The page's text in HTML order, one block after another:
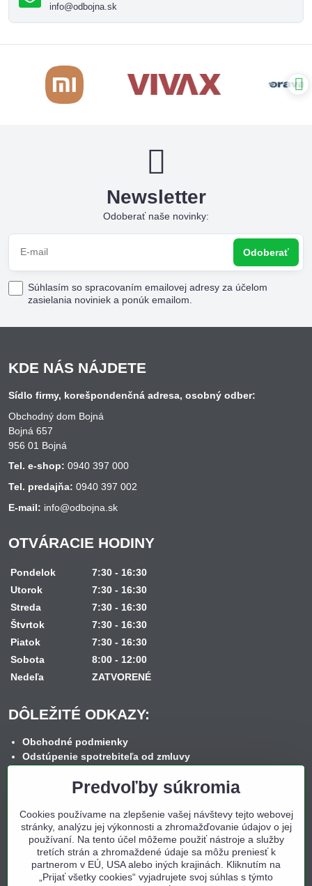
info@odbojna.sk
Newsletter
Odoberať naše novinky:
Odoberať
Súhlasím so spracovaním emailovej adresy za účelom
zasielania noviniek a ponúk emailom.
KDE NÁS NÁJDETE
Sídlo firmy, korešpondenčná adresa, osobný odber:
Obchodný dom Bojná
Bojná 657
956 01 Bojná
Tel. e-shop: 0940 397 000
Tel. predajňa: 0940 397 002
E-mail: info@odbojna.sk
OTVÁRACIE HODINY
Pondelok
7:30 - 16:30
Utorok
7:30 - 16:30
Streda
7:30 - 16:30
Štvrtok
7:30 - 16:30
Piatok
7:30 - 16:30
Sobota
8:00 - 12:00
Nedeľa
ZATVORENÉ
DÔLEŽITÉ ODKAZY:
Obchodné podmienky
Odstúpenie spotrebiteľa od zmluvy
Reklamačný formulár
Spôsob platby
Nákup na splátky
Ochrana osobných údajov
Cookies
Kontakt
Predvoľby súkromia
Cookies používame na zlepšenie vašej návštevy tejto webovej
stránky, analýzu jej výkonnosti a zhromažďovanie údajov o jej
používaní. Na tento účel môžeme použiť nástroje a služby
tretích strán a zhromaždené údaje sa môžu preniesť k
partnerom v EÚ, USA alebo iných krajinách. Kliknutím na
„Prijať všetky cookies“ vyjadrujete svoj súhlas s týmto